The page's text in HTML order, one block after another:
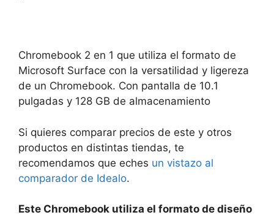
Chromebook 2 en 1 que utiliza el formato de
Microsoft Surface con la versatilidad y ligereza
de un Chromebook. Con pantalla de 10.1
pulgadas y 128 GB de almacenamiento
Si quieres comparar precios de este y otros
productos en distintas tiendas, te
recomendamos que eches un vistazo al
comparador de Idealo.
Este Chromebook utiliza el formato de diseño